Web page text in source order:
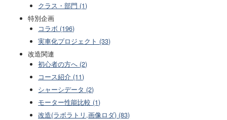
クラス・部門 (1)
特別企画
コラボ (196)
実車化プロジェクト (33)
改造関連
初心者の方へ (2)
コース紹介 (11)
シャーシデータ (2)
モーター性能比較 (1)
改造(ラボラトリ,画像ロダ) (83)